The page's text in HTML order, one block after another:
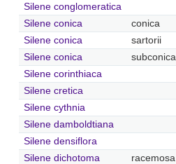
Silene conglomeratica
Silene conica
conica
Silene conica
sartorii
Silene conica
subconica
Silene corinthiaca
Silene cretica
Silene cythnia
Silene damboldtiana
Silene densiflora
Silene dichotoma
racemosa